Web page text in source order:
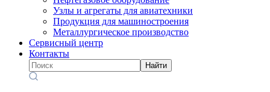
Узлы и агрегаты для авиатехники
Продукция для машиностроения
Металлургическое производство
Сервисный центр
Контакты
Найти